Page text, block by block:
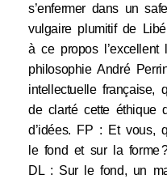
s’enfermer dans un
vulgaire plumitif de
à ce propos l’excellent
philosophie André
intellectuelle française,
de clarté cette éthique
d’idées. FP : Et vous,
le fond et sur la forme
DL : Sur le fond, un